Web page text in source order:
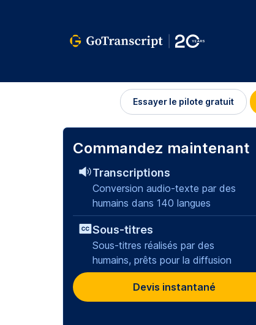
Essayer le pilote gratuit
Commandez maintenant
Transcriptions
Conversion audio-texte par des
humains dans 140 langues
Sous-titres
Sous-titres réalisés par des
humains, prêts pour la diffusion
Devis instantané